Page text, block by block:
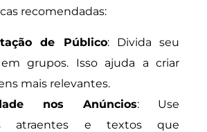
recomendadas:
de Público: Divida seu
grupos. Isso ajuda a criar
mais relevantes.
nos Anúncios: Use
atraentes e textos que